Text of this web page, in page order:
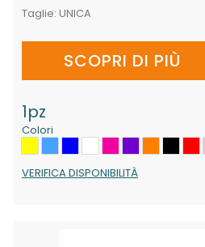
Taglie: UNICA
SCOPRI DI PIÙ
1pz
Colori
VERIFICA DISPONIBILITÀ